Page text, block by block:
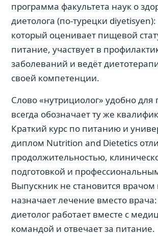
программа факультета наук о
диетолога (по-турецки
который оценивает пищевой
питание, участвует в
заболеваний и ведёт
своей компетенции.
Слово «нутрициолог» удобно для
всегда обозначает ту же
Краткий курс по питанию и
диплом Nutrition and Dietetics
продолжительностью,
подготовкой и
Выпускник не становится врачом
назначает лечение вместо
диетолог работает вместе с
командой и отвечает за питание.